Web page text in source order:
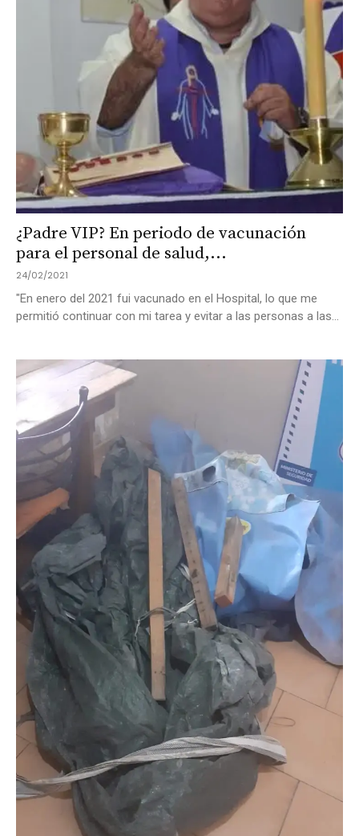
¿Padre VIP? En periodo de vacunación
para el personal de salud,...
24/02/2021
"En enero del 2021 fui vacunado en el Hospital, lo que me
permitió continuar con mi tarea y evitar a las personas a las...